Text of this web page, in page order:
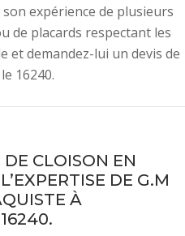
expérience de plusieurs
de placards respectant les
et demandez-lui un devis de
16240.
CLOISON EN
DE G.M
À